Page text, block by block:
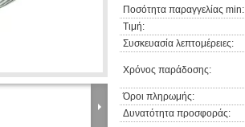
Ποσότητα παραγγελίας min:
Τιμή:
Συσκευασία λεπτομέρειες:
Χρόνος παράδοσης:
Όροι πληρωμής:
Δυνατότητα προσφοράς: